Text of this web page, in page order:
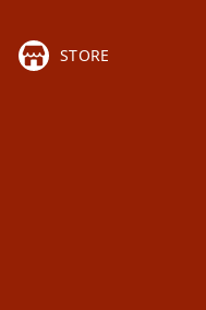
STORE